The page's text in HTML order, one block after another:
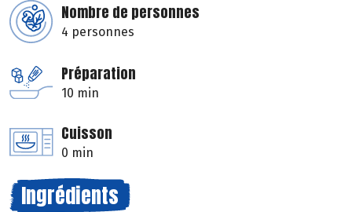
Nombre de personnes
4 personnes
Préparation
10 min
Cuisson
0 min
Ingrédients